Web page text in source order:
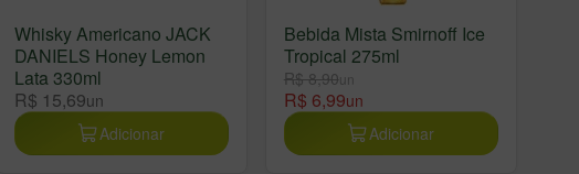
Whisky Americano JACK
DANIELS Honey Lemon
Lata 330ml
R$ 15,69un
Adicionar
Bebida Mista Smirnoff Ice
Tropical 275ml
R$ 8,90un
R$ 6,99un
Adicionar